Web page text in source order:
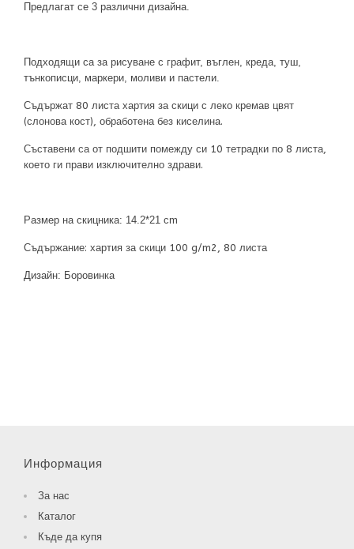
Предлагат се 3 различни дизайна.
Подходящи са за рисуване с графит, въглен, креда, туш,
тънкописци, маркери, моливи и пастели.
Съдържат 80 листа хартия за скици с леко кремав цвят
(слонова кост), обработена без киселина.
Съставени са от подшити помежду си 10 тетрадки по 8 листа,
което ги прави изключително здрави.
Размер на скицника: 14.2*21 cm
Съдържание: хартия за скици 100 g/m2, 80 листа
Дизайн: Боровинка
Информация
За нас
Каталог
Къде да купя